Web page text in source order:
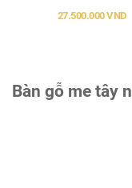
27.500.000 VND
Bàn gỗ me tây